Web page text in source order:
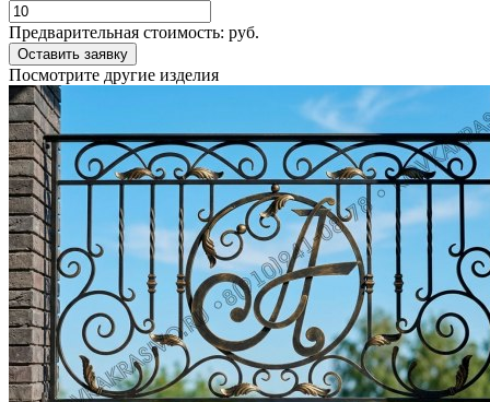
Предварительная стоимость: руб.
Посмотрите другие изделия